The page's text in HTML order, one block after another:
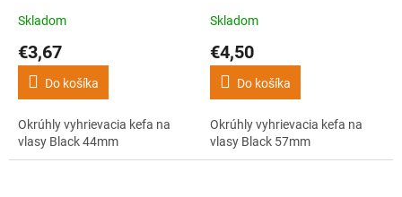
Skladom
€3,67
Do košíka
Okrúhly vyhrievacia kefa na
vlasy Black 44mm
Skladom
€4,50
Do košíka
Okrúhly vyhrievacia kefa na
vlasy Black 57mm